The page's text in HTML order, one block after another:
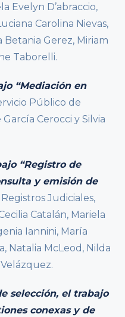
Evelyn D’abraccio,
Carolina Nievas,
Betania Gerez, Miriam
Taborelli.
“Mediación en
Público de
Cerocci y Silvia
“Registro de
y emisión de
Judiciales,
Catalán, Mariela
Iannini, María
Natalia McLeod, Nilda
selección, el trabajo
conexas y de